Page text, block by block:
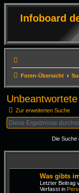
Infoboard
Foren-Übersicht
Zur erweiterten Suche
Die Suche
Was gibts
Letzter Beitrag
Verfasst in